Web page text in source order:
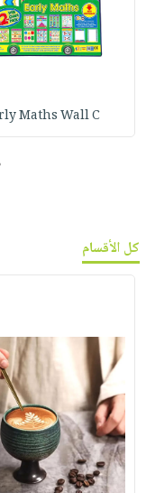
Maths Wall C
كل الأقسام